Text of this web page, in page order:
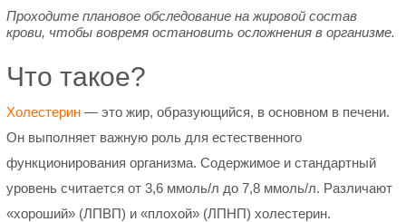
Проходите плановое обследование на жировой состав
крови, чтобы вовремя остановить осложнения в организме.
Что такое?
Холестерин — это жир, образующийся, в основном в печени.
Он выполняет важную роль для естественного
функционирования организма. Содержимое и стандартный
уровень считается от 3,6 ммоль/л до 7,8 ммоль/л. Различают
«хороший» (ЛПВП) и «плохой» (ЛПНП) холестерин.